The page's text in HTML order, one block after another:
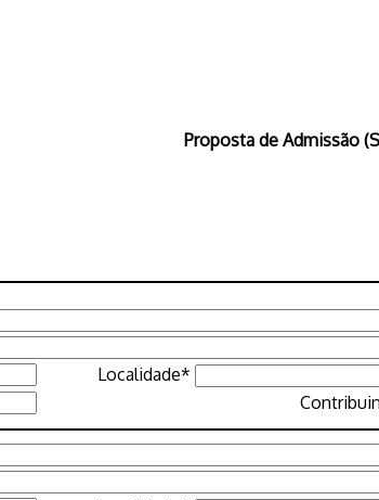
Proposta de Admissão
Localidade*